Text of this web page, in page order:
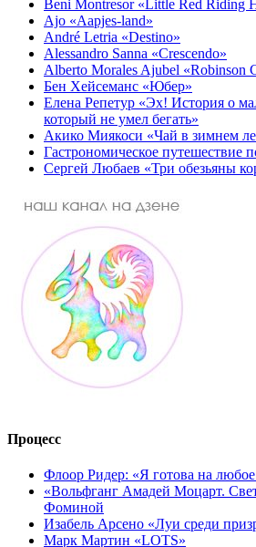
Beni Montresor «Little Red Riding
Ajo «Aapjes-land»
André Letria «Destino»
Alessandro Sanna «Crescendo»
Alberto Morales Ajubel «Robinson
Бен Хейсеманс «Юбер»
Елена Репетур «Эх! История о
который не умел бегать»
Акико Миякоси «Чай в зимнем
Гастрономическое путешествие
Сергей Любаев «Три обезьяны
Процесс
Флоор Ридер: «Я готова на
«Вольфганг Амадей Моцарт.
Фоминой
Изабель Арсено «Луи среди
Марк Мартин «LOTS»